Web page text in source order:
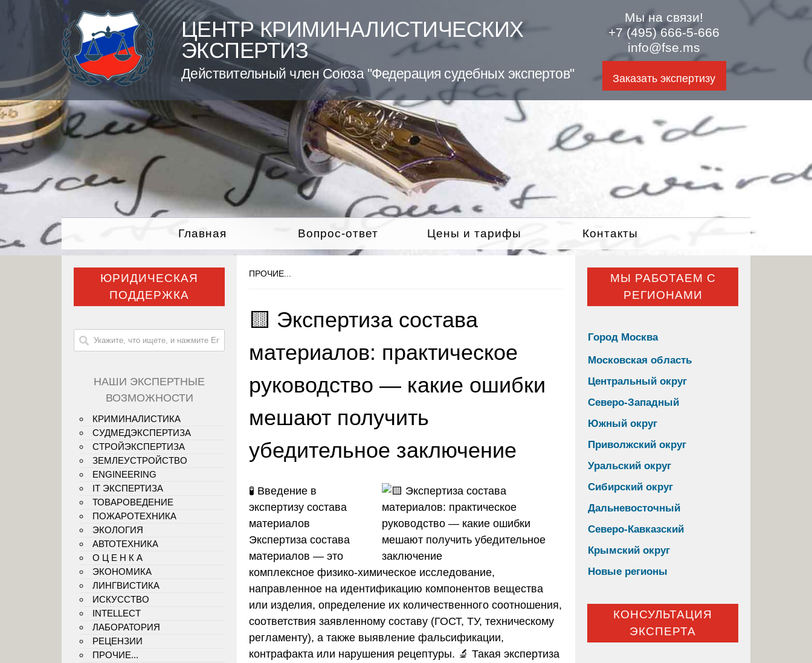
ЦЕНТР КРИМИНАЛИСТИЧЕСКИХ
ЭКСПЕРТИЗ
Действительный член Союза "Федерация судебных экспертов"
Мы на связи!
+7 (495) 666-5-666
info@fse.ms
Заказать экспертизу
Главная Вопрос-ответ Цены и тарифы Контакты
ПРОЧИЕ...
🟨 Экспертиза состава
материалов: практическое
руководство — какие ошибки
мешают получить
убедительное заключение
🧪 Введение в
экспертизу состава
материалов
Экспертиза состава
материалов — это
комплексное физико-химическое исследование,
направленное на идентификацию компонентов вещества
или изделия, определение их количественного соотношения,
соответствия заявленному составу (ГОСТ, ТУ, техническому
регламенту), а также выявление фальсификации,
контрафакта или нарушения рецептуры. 🔬 Такая экспертиза
ЮРИДИЧЕСКАЯ
ПОДДЕРЖКА
НАШИ ЭКСПЕРТНЫЕ
ВОЗМОЖНОСТИ
КРИМИНАЛИСТИКА
СУДМЕДЭКСПЕРТИЗА
СТРОЙЭКСПЕРТИЗА
ЗЕМЛЕУСТРОЙСТВО
ENGINEERING
IT ЭКСПЕРТИЗА
ТОВАРОВЕДЕНИЕ
ПОЖАРОТЕХНИКА
ЭКОЛОГИЯ
АВТОТЕХНИКА
О Ц Е Н К А
ЭКОНОМИКА
ЛИНГВИСТИКА
ИСКУССТВО
INTELLECT
ЛАБОРАТОРИЯ
РЕЦЕНЗИИ
ПРОЧИЕ...
МЫ РАБОТАЕМ С
РЕГИОНАМИ
Город Москва
Московская область
Центральный округ
Северо-Западный
Южный округ
Приволжский округ
Уральский округ
Сибирский округ
Дальневосточный
Северо-Кавказский
Крымский округ
Новые регионы
КОНСУЛЬТАЦИЯ
ЭКСПЕРТА